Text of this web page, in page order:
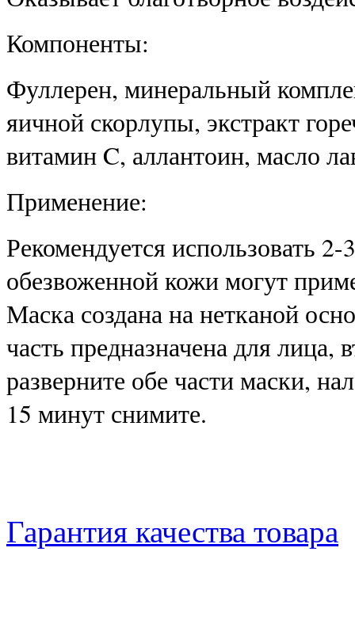
Компоненты:
Фуллерен, минеральный
яичной скорлупы, экстракт
витамин C, аллантоин, масло
Применение:
Рекомендуется использовать
обезвоженной кожи могут
Маска создана на нетканой
часть предназначена для
разверните обе части маски,
15 минут снимите.
Гарантия качества товара